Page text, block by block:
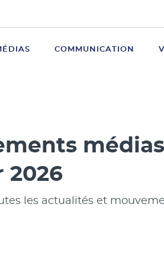
COMMUNICATION
2026
les actualités et